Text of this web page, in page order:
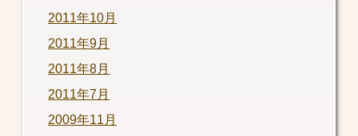
2011年10月
2011年9月
2011年8月
2011年7月
2009年11月